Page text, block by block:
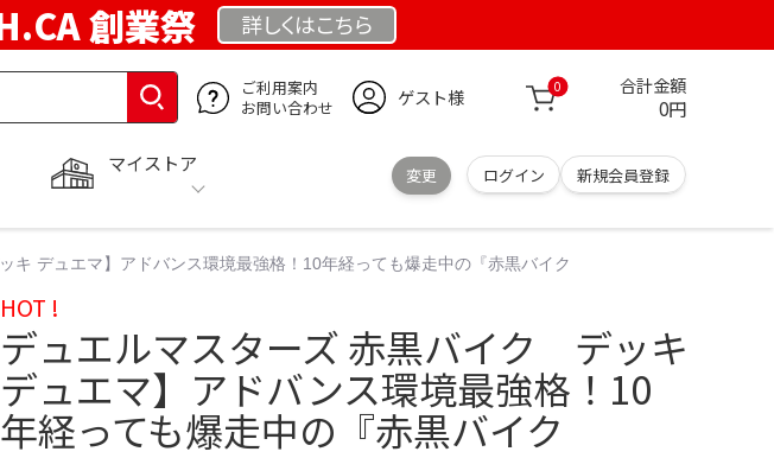
創業祭 詳しくはこちら
ご利用案内
お問い合わせ
ゲスト様 0 合計金額
0円
マイストア
変更 ログイン 新規会員登録
デュエマ】アドバンス環境最強格！10年経っても爆走中の『赤黒バイク
HOT !
デュエルマスターズ 赤黒バイク デッキ
デュエマ】アドバンス環境最強格！10
年経っても爆走中の『赤黒バイク